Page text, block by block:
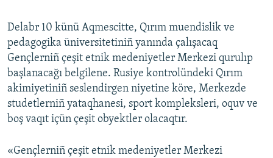
RFE/RS bütün saytları
Delabr 10 künü Aqmescitte, Qırım muendislik ve
pedagogika üniversitetiniñ yanında çalışacaq
Gençlerniñ çeşit etnik medeniyetler Merkezi qurulıp
başlanacağı belgilene. Rusiye kontrolündeki Qırım
akimiyetiniñ seslendirgen niyetine köre, Merkezde
studetlerniñ yataqhanesi, sport kompleksleri, oquv ve
boş vaqıt içün çeşit obyektler olacaqtır.
«Gençlerniñ çeşit etnik medeniyetler Merkezi